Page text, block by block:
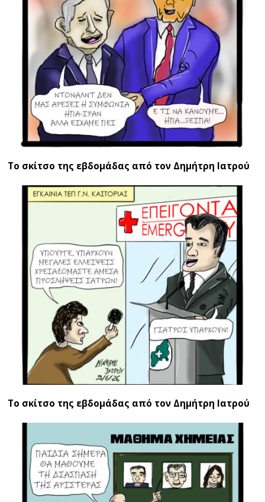
Το σκίτσο της εβδομάδας από τον Δημήτρη Ιατρού
Το σκίτσο της εβδομάδας από τον Δημήτρη Ιατρού